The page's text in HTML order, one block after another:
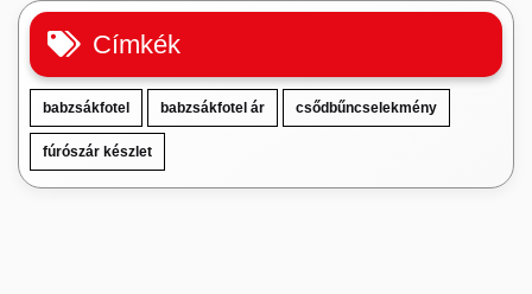
Címkék
babzsákfotel babzsákfotel ár csődbűncselekmény
fúrószár készlet